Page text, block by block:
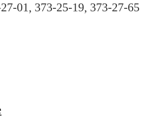
01, 373-25-19, 373-27-65